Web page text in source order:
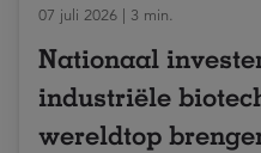
07 juli 2026 | 3 min.
Nationaal
industriële
wereldtop